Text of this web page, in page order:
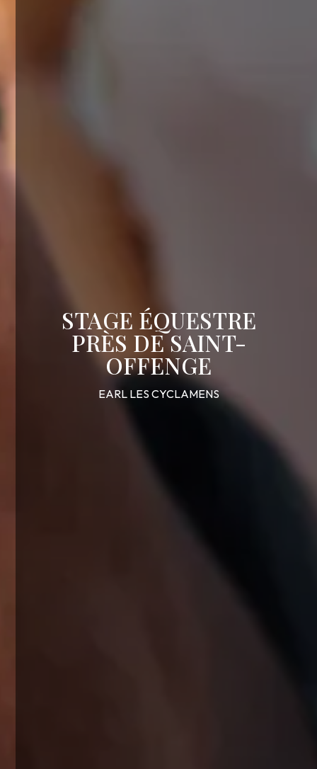
STAGE ÉQUESTRE
PRÈS DE SAINT-
OFFENGE
EARL LES CYCLAMENS